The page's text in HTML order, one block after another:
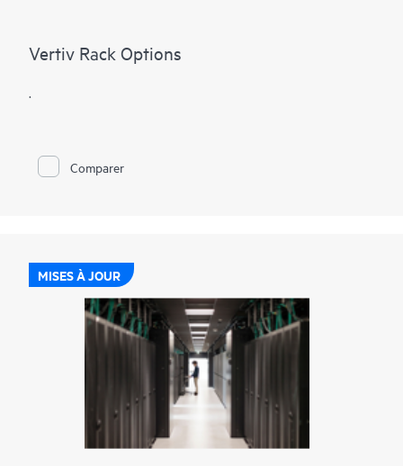
Vertiv Rack Options
.
Comparer
MISES À JOUR